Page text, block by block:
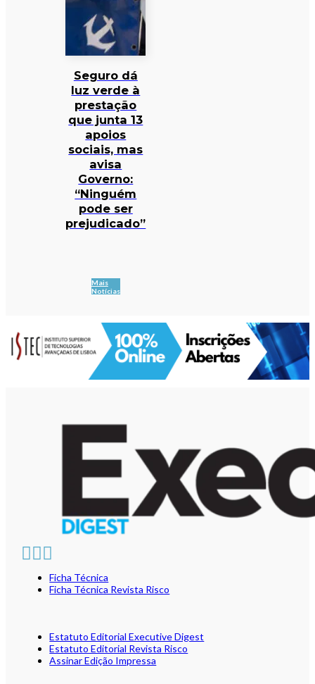
Seguro dá
luz verde à
prestação
que junta 13
apoios
sociais, mas
avisa
Governo:
“Ninguém
pode ser
prejudicado”
Mais
Notícias
Ficha Técnica
Ficha Técnica Revista Risco
Estatuto Editorial Executive Digest
Estatuto Editorial Revista Risco
Assinar Edição Impressa